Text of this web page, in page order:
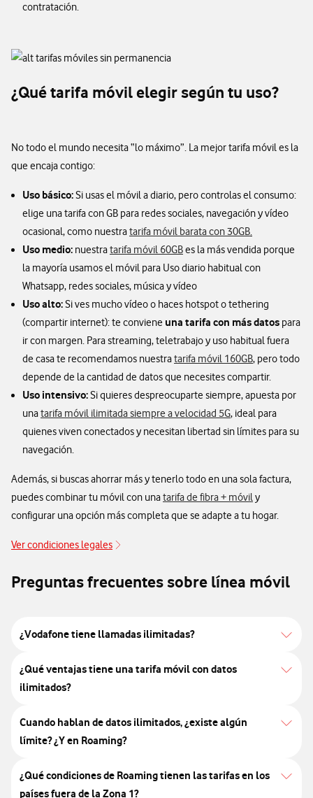
contratación.
¿Qué tarifa móvil elegir según tu uso?
No todo el mundo necesita “lo máximo”. La mejor tarifa móvil es la
que encaja contigo:
Uso básico:Si usas el móvil a diario, pero controlas el consumo:
elige una tarifa con GB para redes sociales, navegación y vídeo
ocasional, como nuestratarifa móvil barata con 30GB.
Uso medio: nuestratarifa móvil 60GBes la más vendida porque
la mayoría usamos el móvil para Uso diario habitual con
Whatsapp, redes sociales, música y vídeo
Uso alto:Si ves mucho vídeo o haces hotspot o tethering
(compartir internet): te conviene una tarifa con más datos para
ir con margen. Para streaming, teletrabajo y uso habitual fuera
de casa te recomendamos nuestratarifa móvil 160GB, pero todo
depende de la cantidad de datos que necesites compartir.
Uso intensivo:Si quieres despreocuparte siempre, apuesta por
unatarifa móvil ilimitada siempre a velocidad 5G, ideal para
quienes viven conectados y necesitan libertad sin límites para su
navegación.
Además, si buscas ahorrar más y tenerlo todo en una sola factura,
puedes combinar tu móvil con unatarifa de fibra + móvily
configurar una opción más completa que se adapte a tu hogar.
Ver condiciones legales
Preguntas frecuentes sobre línea móvil
¿Vodafone tiene llamadas ilimitadas?
¿Qué ventajas tiene una tarifa móvil con datos
ilimitados?
Cuando hablan de datos ilimitados, ¿existe algún
límite? ¿Y en Roaming?
¿Qué condiciones de Roaming tienen las tarifas en los
países fuera de la Zona 1?